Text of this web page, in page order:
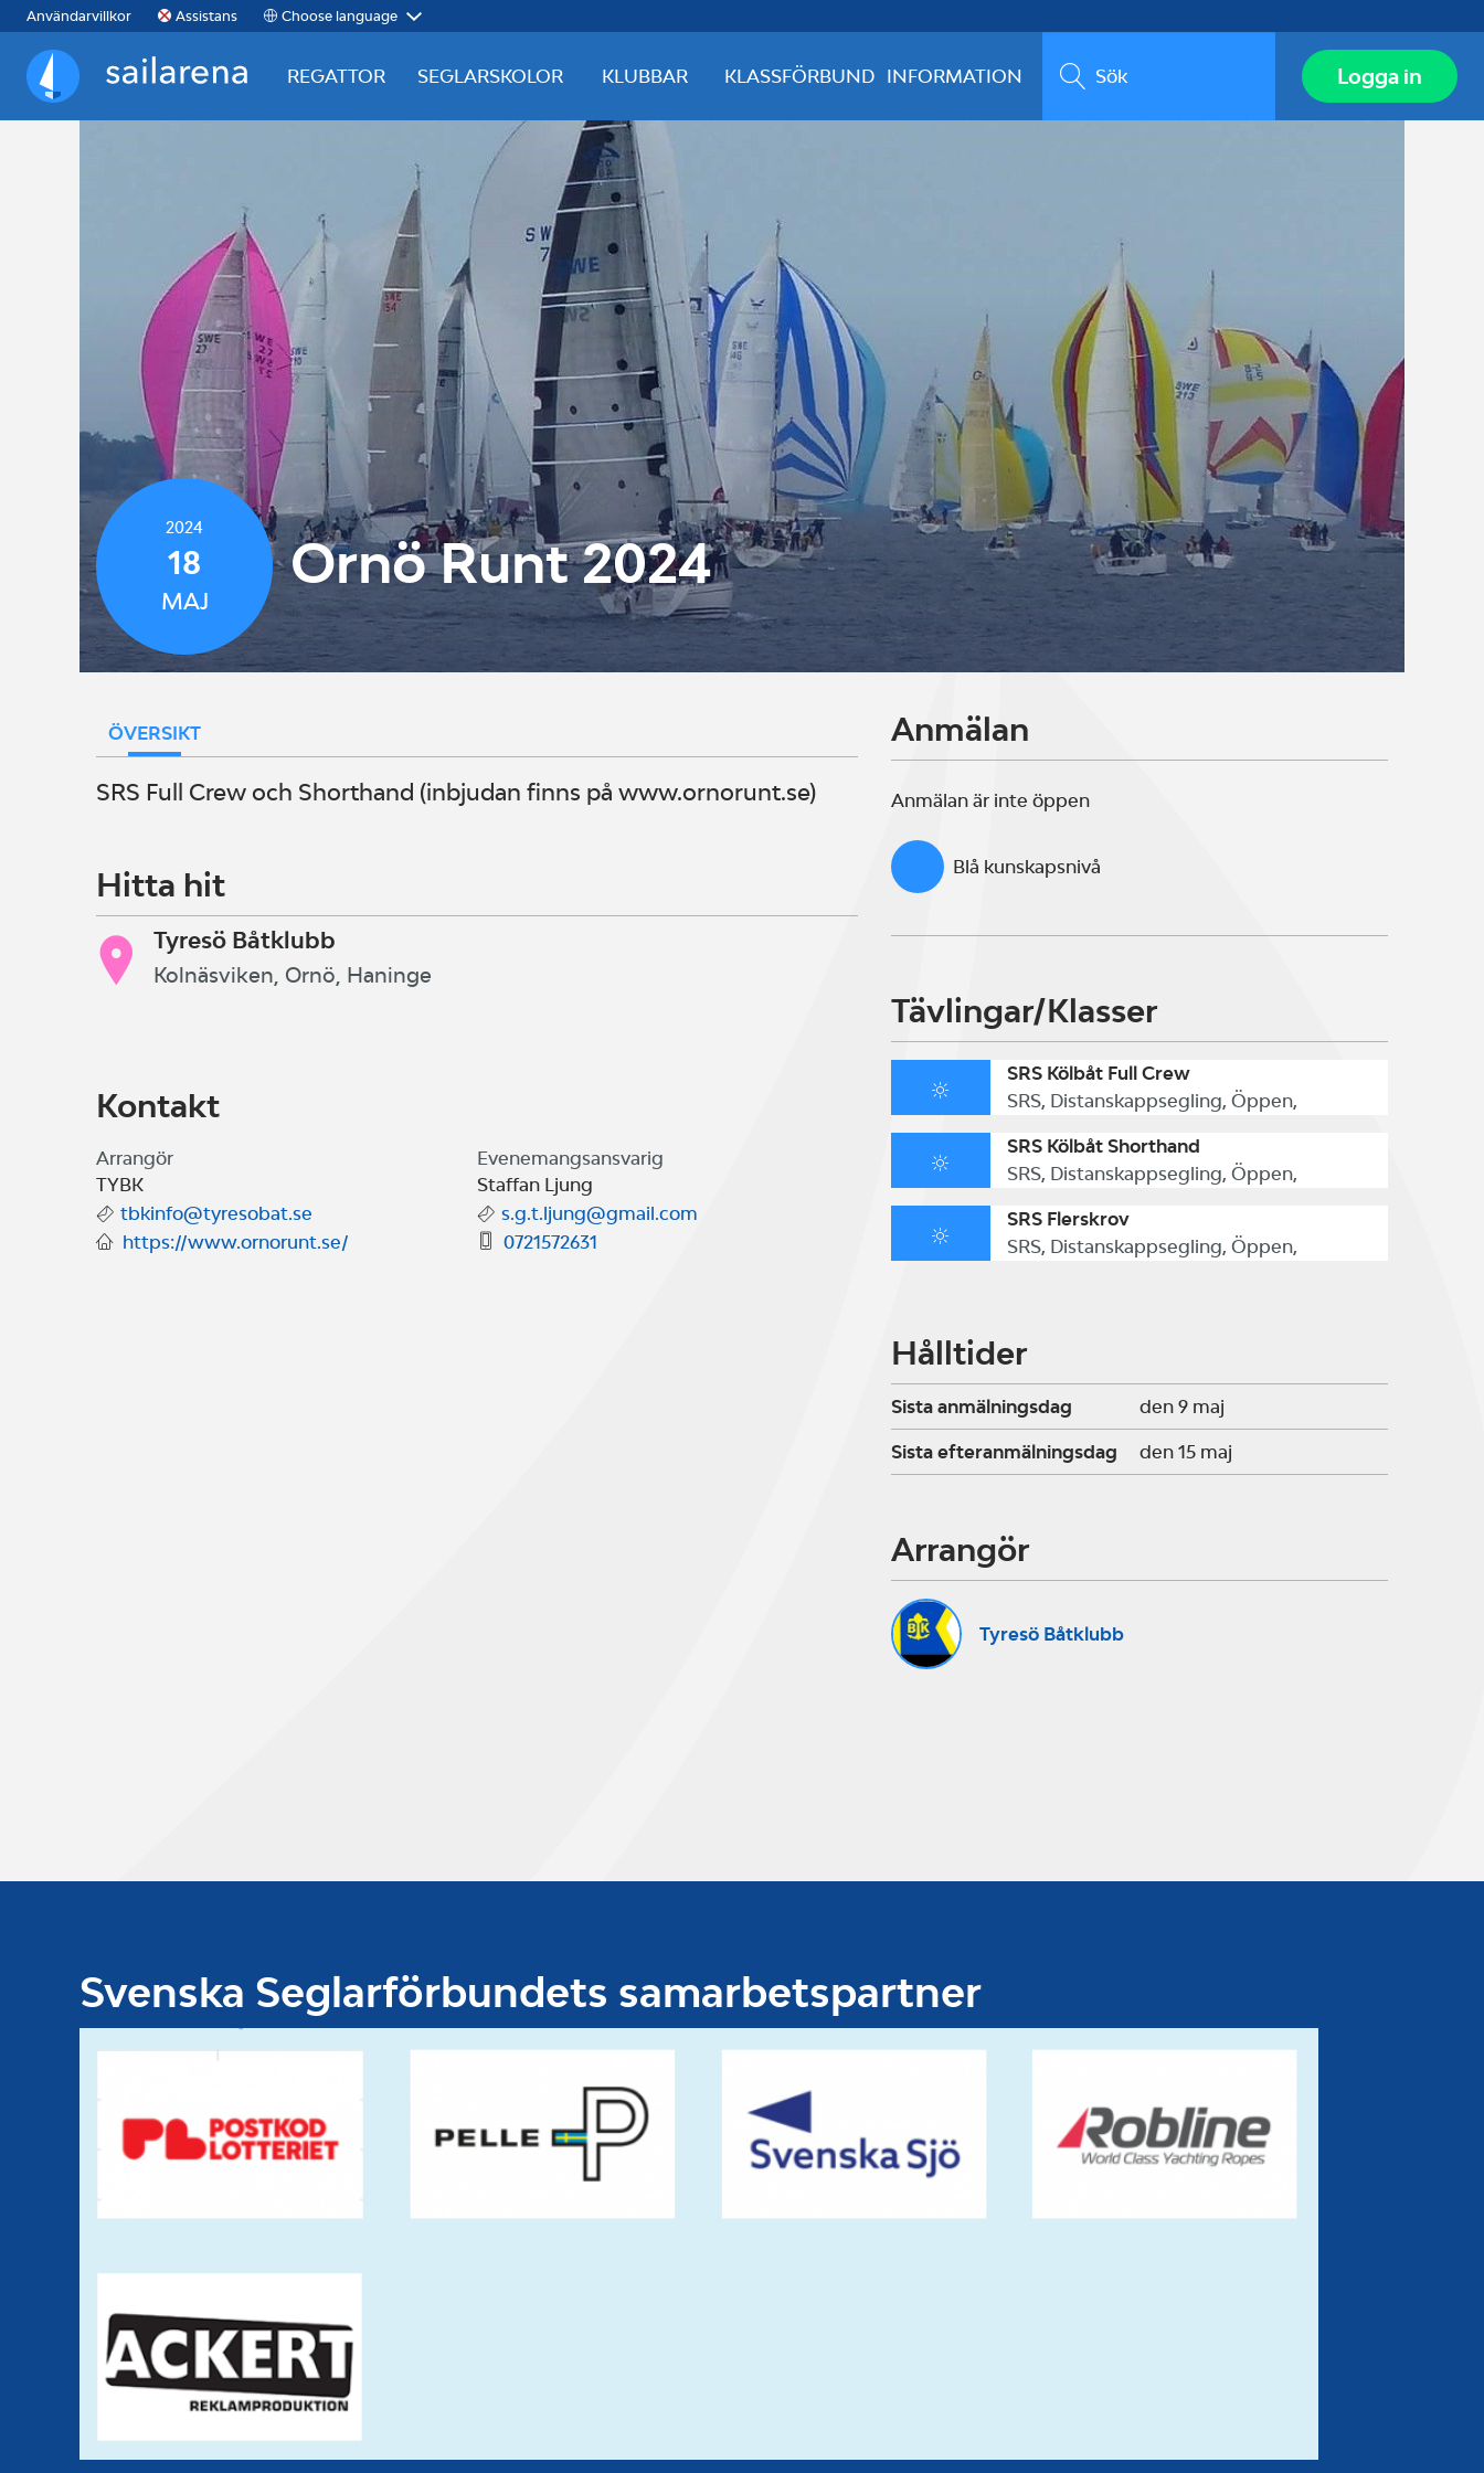
Användarvillkor Assistans Choose language
Sailarena
REGATTOR SEGLARSKOLOR KLUBBAR KLASSFÖRBUND INFORMATION Sök Logga in
2024
18
MAJ
Ornö Runt 2024
ÖVERSIKT
SRS Full Crew och Shorthand (inbjudan finns på www.ornorunt.se)
Hitta hit
Tyresö Båtklubb
Kolnäsviken, Ornö, Haninge
Kontakt
Arrangör
TYBK
tbkinfo@tyresobat.se
https://www.ornorunt.se/
Evenemangsansvarig
Staffan Ljung
s.g.t.ljung@gmail.com
0721572631
Anmälan
Anmälan är inte öppen
Blå kunskapsnivå
Tävlingar/Klasser
SRS Kölbåt Full Crew
SRS, Distanskappsegling, Öppen,
SRS Kölbåt Shorthand
SRS, Distanskappsegling, Öppen,
SRS Flerskrov
SRS, Distanskappsegling, Öppen,
Hålltider
Sista anmälningsdag den 9 maj
Sista efteranmälningsdag den 15 maj
Arrangör
Tyresö Båtklubb
Svenska Seglarförbundets samarbetspartner